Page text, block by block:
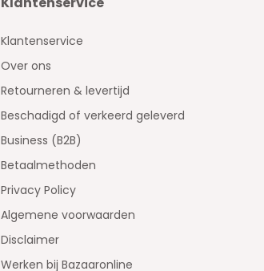
Klantenservice
Over ons
Retourneren & levertijd
Beschadigd of verkeerd geleverd
Business (B2B)
Betaalmethoden
Privacy Policy
Algemene voorwaarden
Disclaimer
Werken bij Bazaaronline